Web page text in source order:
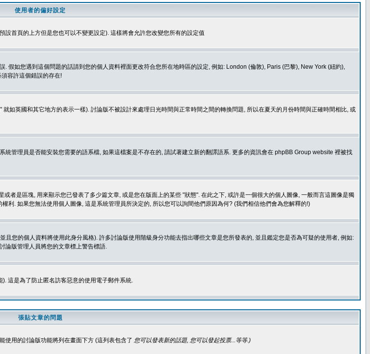
使用者的偏好設定
設首頁的上方但是您也可以不變更設定). 這樣將會允許您改變您所有的設定值
假如您遇到這個問題的話請到您的個人資料裡面更改符合您所在地時區的設定, 例如: London (倫敦), Paris (巴黎), New York (紐約),
容許這個錯誤的存在!
如英國和其它地方的表示一樣). 討論版不被設計來處理日光時間與正常時間之間的轉換問題, 所以在夏天的月份時間與正確時間相比, 或
管理員是否能安裝您需要的語系檔, 如果這檔案是不存在的, 請試著建立新的翻譯語系. 更多的資訊會在 phpBB Group website 裡被找
者是區塊, 用來顯示您已發表了多少篇文章, 或是您在版面上的某些 "狀態". 在此之下, 或許是一個很大的個人圖像, 一般而言這圖像是獨
利. 如果您無法使用個人圖像, 這是系統管理員所決定的, 所以您可以詢間他們原因為何? (我們相信他們會為您解釋的!)
您的個人資料將使用此身分風格). 許多討論版使用階級身分功能去指出哪些文章是您所發表的, 並且鑑定您是否為可疑的使用者, 例如:
論版管理人員將您的文章標上警告標語.
這是為了防止匿名訪客惡意的使用電子郵件系統.
張貼文章的問題
使用的討論版功能將列在畫面下方 (這列表包含了 您可以發表新的話題, 您可以發起投票...等等.)